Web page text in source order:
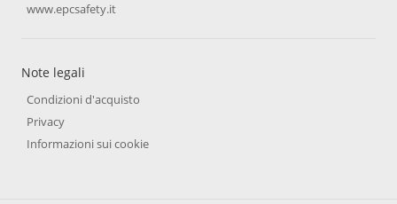
www.epcsafety.it
Note legali
Condizioni d'acquisto
Privacy
Informazioni sui cookie